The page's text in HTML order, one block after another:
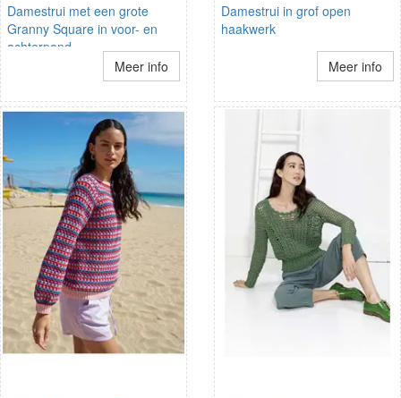
Damestrui met een grote
Granny Square in voor- en
achterpand
Meer info
Damestrui in grof open
haakwerk
Meer info